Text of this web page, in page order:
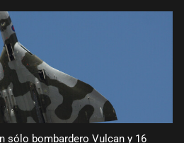
sólo bombardero Vulcan y 16